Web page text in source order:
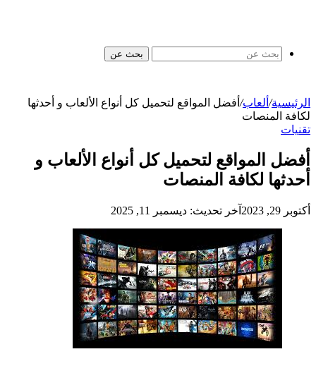
بحث عن
الرئيسية/ ألعاب/ أفضل المواقع لتحميل كل أنواع الألعاب و أحدثها
لكافة المنصات
تقنيات
أفضل المواقع لتحميل كل أنواع الألعاب و
أحدثها لكافة المنصات
أكتوبر 29, 2023 آخر تحديث: ديسمبر 11, 2025